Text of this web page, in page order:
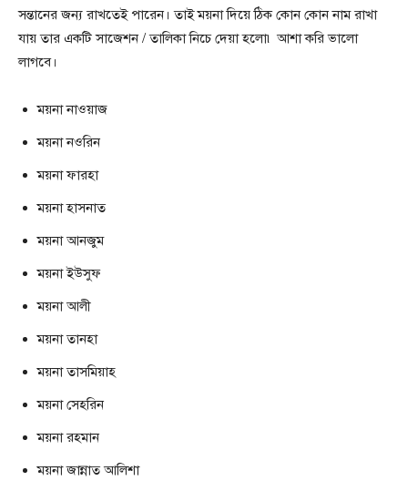
সন্তানের জন্য রাখতেই পারেন। তাই ময়না দিয়ে ঠিক কোন কোন নাম রাখা
যায় তার একটি সাজেশন / তালিকা নিচে দেয়া হলো৷ আশা করি ভালো
লাগবে।
ময়না নাওয়াজ
ময়না নওরিন
ময়না ফারহা
ময়না হাসনাত
ময়না আনজুম
ময়না ইউসুফ
ময়না আলী
ময়না তানহা
ময়না তাসমিয়াহ
ময়না সেহরিন
ময়না রহমান
ময়না জান্নাত আলিশা